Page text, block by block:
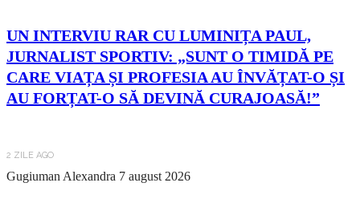
UN INTERVIU RAR CU LUMINIȚA PAUL,
JURNALIST SPORTIV: „SUNT O TIMIDĂ PE
CARE VIAȚA ȘI PROFESIA AU ÎNVĂȚAT-O ȘI
AU FORȚAT-O SĂ DEVINĂ CURAJOASĂ!”
2 ZILE AGO
Gugiuman Alexandra 7 august 2026